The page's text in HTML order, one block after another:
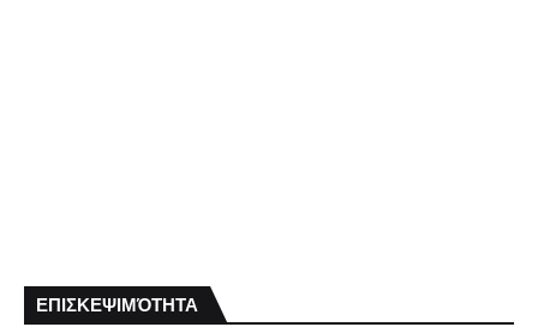
ΕΠΙΣΚΕΨΙΜΌΤΗΤΑ